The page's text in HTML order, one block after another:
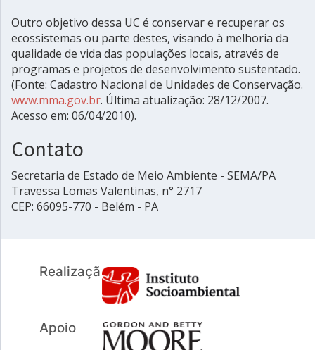
Outro objetivo dessa UC é conservar e recuperar os
ecossistemas ou parte destes, visando à melhoria da
qualidade de vida das populações locais, através de
programas e projetos de desenvolvimento sustentado.
(Fonte: Cadastro Nacional de Unidades de Conservação.
www.mma.gov.br. Última atualização: 28/12/2007.
Acesso em: 06/04/2010).
Contato
Secretaria de Estado de Meio Ambiente - SEMA/PA
Travessa Lomas Valentinas, n° 2717
CEP: 66095-770 - Belém - PA